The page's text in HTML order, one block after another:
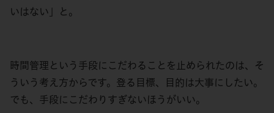
いはない」と。
時間管理という手段にこだわることを止められたのは、そ
ういう考え方からです。登る目標、目的は大事にしたい。
でも、手段にこだわりすぎないほうがいい。